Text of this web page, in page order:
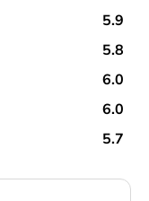
5.9
5.8
6.0
6.0
5.7